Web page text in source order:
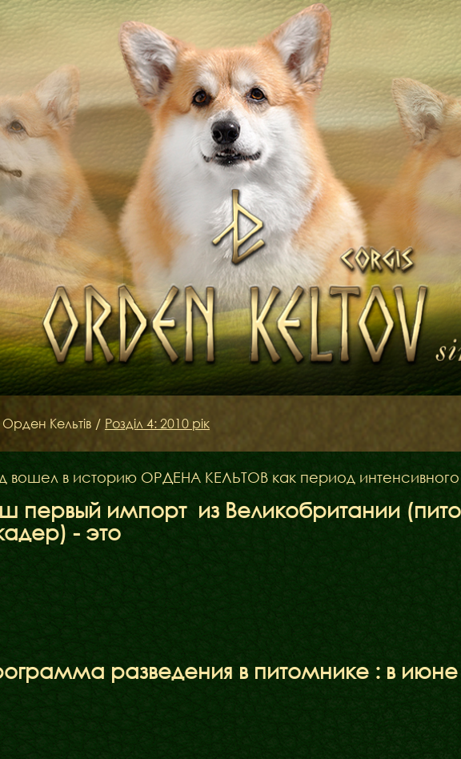
Орден Кельтів / Розділ 4: 2010 рік
вошел в историю ОРДЕНА КЕЛЬТОВ как период
первый импорт из Великобритании
- это
разведения в питомнике : в июне
Наші коргі
Дами Ордену
Кавалери Ордену